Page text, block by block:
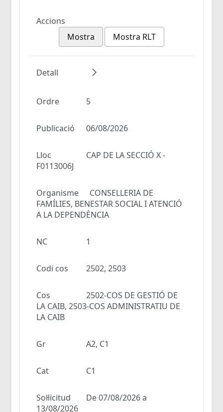
Accions
Mostra
Mostra RLT
Detall
Ordre 5
Publicació 06/08/2026
Lloc
CAP DE LA SECCIÓ X -
F0113006J
Organisme
CONSELLERIA DE
FAMÍLIES, BENESTAR SOCIAL I ATENCIÓ
A LA DEPENDÈNCIA
NC 1
Codi cos 2502, 2503
Cos
2502-COS DE GESTIÓ DE
LA CAIB, 2503-COS ADMINISTRATIU DE
LA CAIB
Gr A2, C1
Cat C1
Sol·licitud
De 07/08/2026 a
13/08/2026